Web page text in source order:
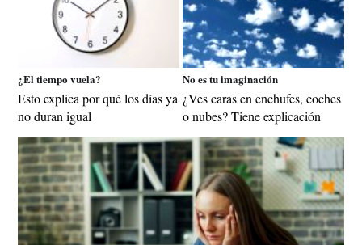
¿El tiempo vuela?
Esto explica por qué los días ya
no duran igual
No es tu imaginación
¿Ves caras en enchufes, coches
o nubes? Tiene explicación